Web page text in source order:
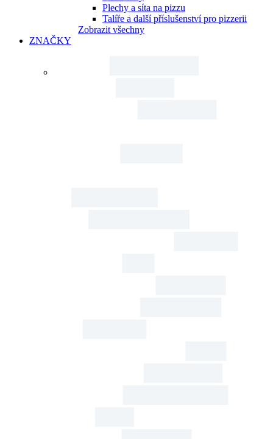
Plechy a síta na pizzu
Talíře a další příslušenství pro pizzerii
Zobrazit všechny
ZNAČKY